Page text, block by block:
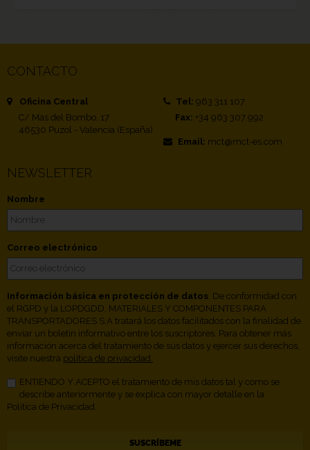
CONTACTO
Oficina Central
C/ Mas del Bombo, 17
46530 Puzol - Valencia (España)
Tel: 963 311 107
Fax: +34 963 307 992
Email: mct@mct-es.com
NEWSLETTER
Nombre
Correo electrónico
Información básica en protección de datos . De conformidad con
el RGPD y la LOPDGDD, MATERIALES Y COMPONENTES PARA
TRANSPORTADORES S.A tratará los datos facilitados con la finalidad de
enviar un boletín informativo entre los suscriptores. Para obtener más
información acerca del tratamiento de sus datos y ejercer sus derechos,
visite nuestra política de privacidad.
ENTIENDO Y ACEPTO el tratamiento de mis datos tal y como se
describe anteriormente y se explica con mayor detalle en la
Política de Privacidad.